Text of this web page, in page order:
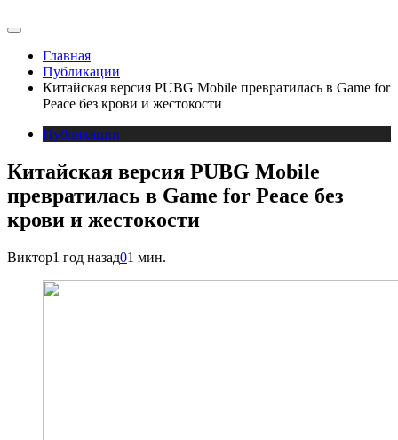
Главная
Публикации
Китайская версия PUBG Mobile превратилась в Game for
Peace без крови и жестокости
Публикации
Китайская версия PUBG Mobile
превратилась в Game for Peace без
крови и жестокости
Виктор1 год назад01 мин.